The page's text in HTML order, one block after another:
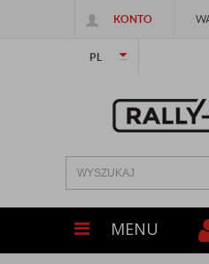
KONTO
PL
MENU